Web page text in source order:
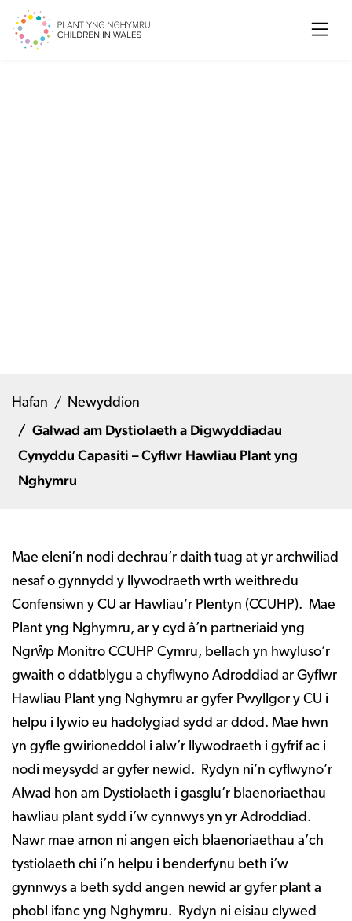
Search
Hafan Newyddion
Galwad am Dystiolaeth a Digwyddiadau
Cynyddu Capasiti – Cyflwr Hawliau Plant yng
Nghymru
Mae eleni’n nodi dechrau’r daith tuag at yr archwiliad
nesaf o gynnydd y llywodraeth wrth weithredu
Confensiwn y CU ar Hawliau’r Plentyn (CCUHP). Mae
Plant yng Nghymru, ar y cyd â’n partneriaid yng
Ngrŵp Monitro CCUHP Cymru, bellach yn hwyluso’r
gwaith o ddatblygu a chyflwyno Adroddiad ar Gyflwr
Hawliau Plant yng Nghymru ar gyfer Pwyllgor y CU i
helpu i lywio eu hadolygiad sydd ar ddod. Mae hwn
yn gyfle gwirioneddol i alw’r llywodraeth i gyfrif ac i
nodi meysydd ar gyfer newid. Rydyn ni’n cyflwyno’r
Alwad hon am Dystiolaeth i gasglu’r blaenoriaethau
hawliau plant sydd i’w cynnwys yn yr Adroddiad.
Nawr mae arnon ni angen eich blaenoriaethau a’ch
tystiolaeth chi i’n helpu i benderfynu beth i’w
gynnwys a beth sydd angen newid ar gyfer plant a
phobl ifanc yng Nghymru. Rydyn ni eisiau clywed